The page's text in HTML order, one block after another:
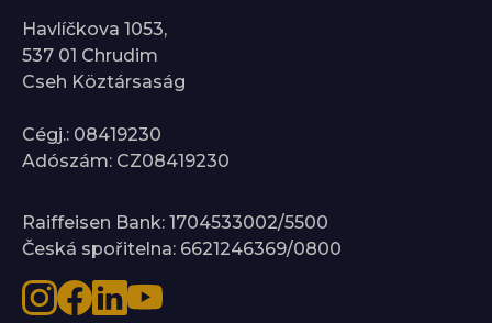
Havlíčkova 1053,
537 01 Chrudim
Cseh Köztársaság
Cégj.: 08419230
Adószám: CZ08419230
Raiffeisen Bank: 1704533002/5500
Česká spořitelna: 6621246369/0800